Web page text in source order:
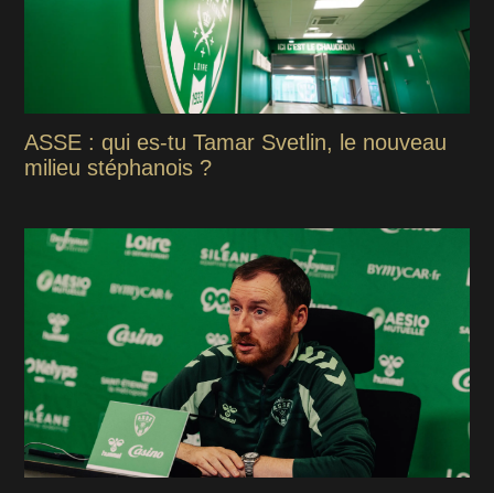
ASSE : qui es-tu Tamar Svetlin, le nouveau
milieu stéphanois ?